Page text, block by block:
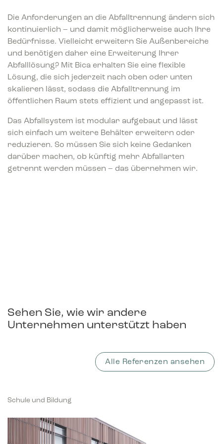
Die Anforderungen an die Abfalltrennung ändern sich
kontinuierlich – und damit möglicherweise auch Ihre
Bedürfnisse. Vielleicht erweitern Sie Außenbereiche
und benötigen daher eine Erweiterung Ihrer
Abfalllösung? Mit Bica erhalten Sie eine flexible
Lösung, die sich jederzeit nach oben oder unten
skalieren lässt, sodass die Abfalltrennung im
öffentlichen Raum stets effizient und angepasst ist.
Das Abfallsystem ist modular aufgebaut und lässt
sich einfach um weitere Behälter erweitern oder
reduzieren. So müssen Sie sich keine Gedanken
darüber machen, ob künftig mehr Abfallarten
getrennt werden müssen – das übernehmen wir.
Sehen Sie, wie wir andere
Unternehmen unterstützt haben
Alle Referenzen ansehen
Schule und Bildung